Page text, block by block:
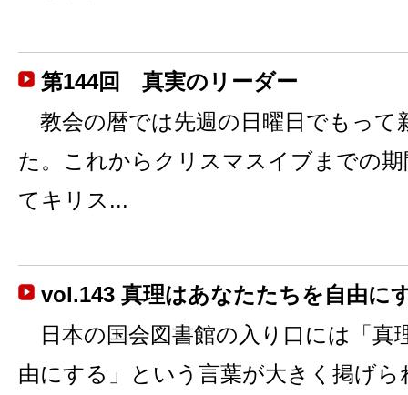
第144回 真実のリーダー
教会の暦では先週の日曜日でもって
た。これからクリスマスイブまでの
てキリス...
vol.143 真理はあなたたちを自由に
日本の国会図書館の入り口には「真
由にする」という言葉が大きく掲げ